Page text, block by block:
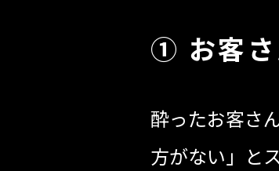
① お客さ
酔ったお客さ
方がない」と